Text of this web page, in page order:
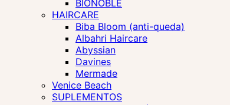
BIONOBLE
HAIRCARE
Biba Bloom (anti-queda)
Albahri Haircare
Abyssian
Davines
Mermade
Venice Beach
SUPLEMENTOS